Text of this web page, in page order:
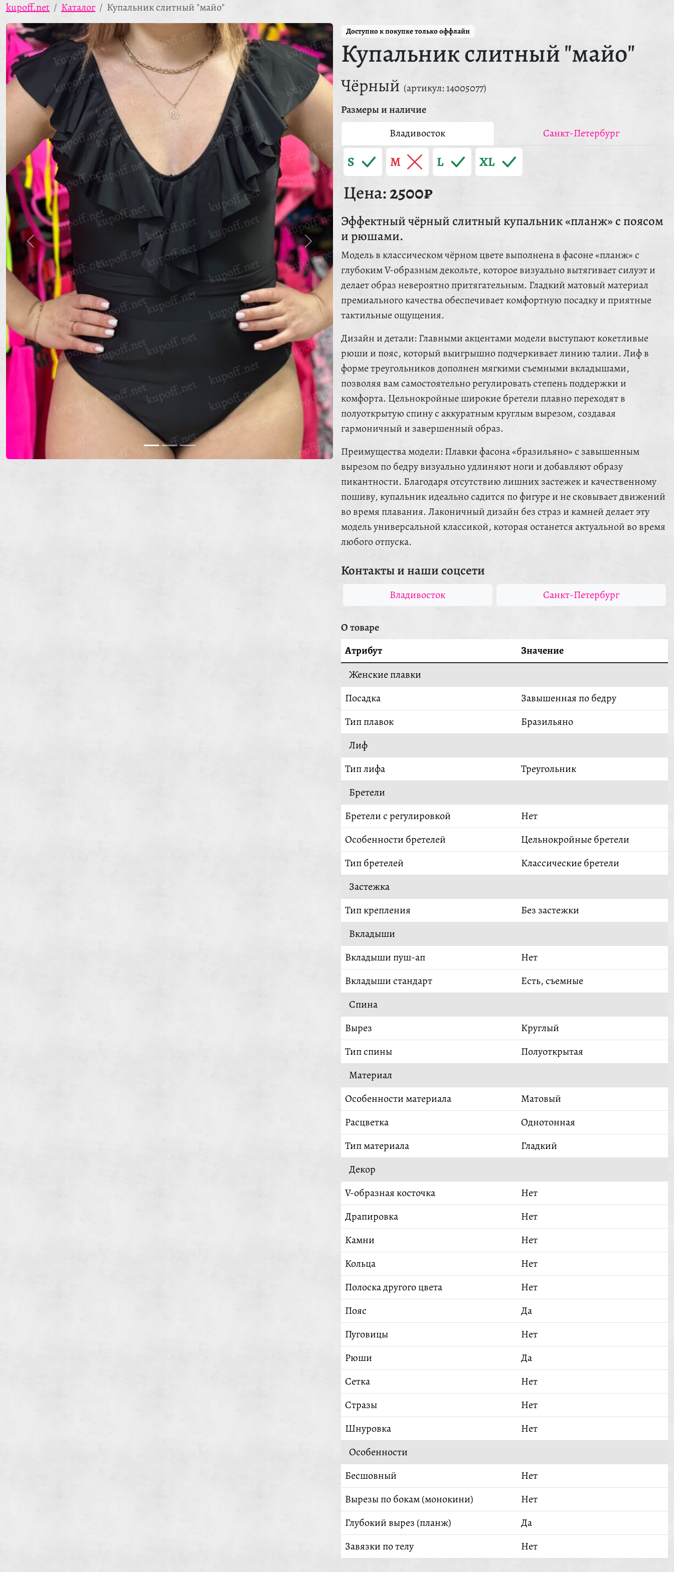
kupoff.net Каталог Купальник слитный "майо"
Доступно к покупке только оффлайн
Купальник слитный "майо"
Чёрный (артикул: 14005077)
Размеры и наличие
Владивосток
Санкт-Петербург
S M L XL
Цена:2500₽
Эффектный чёрный слитный купальник «планж» с поясом
и рюшами.
Модель в классическом чёрном цвете выполнена в фасоне «планж» с
глубоким V-образным декольте, которое визуально вытягивает силуэт и
делает образ невероятно притягательным. Гладкий матовый материал
премиального качества обеспечивает комфортную посадку и приятные
тактильные ощущения.
Дизайн и детали: Главными акцентами модели выступают кокетливые
рюши и пояс, который выигрышно подчеркивает линию талии. Лиф в
форме треугольников дополнен мягкими съемными вкладышами,
позволяя вам самостоятельно регулировать степень поддержки и
комфорта. Цельнокройные широкие бретели плавно переходят в
полуоткрытую спину с аккуратным круглым вырезом, создавая
гармоничный и завершенный образ.
Преимущества модели: Плавки фасона «бразильяно» с завышенным
вырезом по бедру визуально удлиняют ноги и добавляют образу
пикантности. Благодаря отсутствию лишних застежек и качественному
пошиву, купальник идеально садится по фигуре и не сковывает движений
во время плавания. Лаконичный дизайн без страз и камней делает эту
модель универсальной классикой, которая останется актуальной во время
любого отпуска.
Контакты и наши соцсети
Владивосток Санкт-Петербург
О товаре
Атрибут
Значение
Женские плавки
Посадка
Завышенная по бедру
Тип плавок
Бразильяно
Лиф
Тип лифа
Треугольник
Бретели
Бретели с регулировкой
Нет
Особенности бретелей
Цельнокройные бретели
Тип бретелей
Классические бретели
Застежка
Тип крепления
Без застежки
Вкладыши
Вкладыши пуш-ап
Нет
Вкладыши стандарт
Есть, съемные
Спина
Вырез
Круглый
Тип спины
Полуоткрытая
Материал
Особенности материала
Матовый
Расцветка
Однотонная
Тип материала
Гладкий
Декор
V-образная косточка
Нет
Драпировка
Нет
Камни
Нет
Кольца
Нет
Полоска другого цвета
Нет
Пояс
Да
Пуговицы
Нет
Рюши
Да
Сетка
Нет
Стразы
Нет
Шнуровка
Нет
Особенности
Бесшовный
Нет
Вырезы по бокам (монокини)
Нет
Глубокий вырез (планж)
Да
Завязки по телу
Нет